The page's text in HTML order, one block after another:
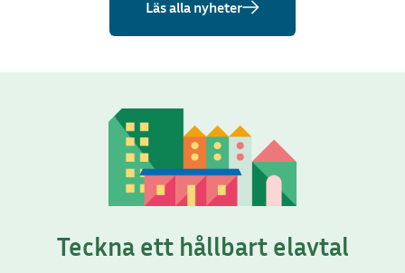
Läs alla nyheter
Teckna ett hållbart elavtal